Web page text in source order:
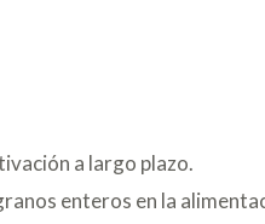
a largo plazo.
enteros en la